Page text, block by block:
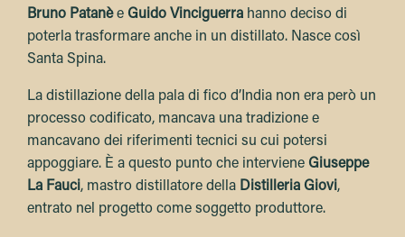
Bruno Patanèe Guido Vinciguerra hanno deciso di
poterla trasformare anche in un distillato. Nasce così
Santa Spina.
La distillazione della pala di fico d’India non era però un
processo codificato, mancava una tradizione e
mancavano dei riferimenti tecnici su cui potersi
appoggiare. È a questo punto che interviene Giuseppe
La Fauci, mastro distillatore della Distilleria Giovi,
entrato nel progetto come soggetto produttore.